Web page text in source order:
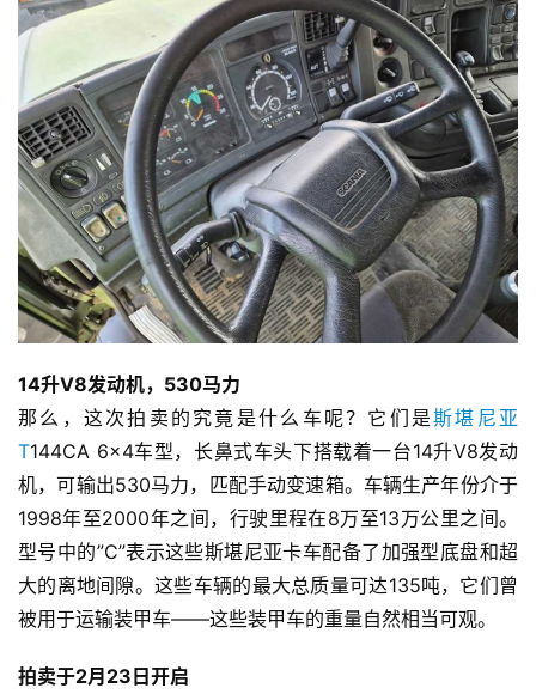
首
页
家
资
讯
14升V8发动机，530马力
那么，这次拍卖的究竟是什么车呢？它们是斯堪尼亚
T144CA 6×4车型，长鼻式车头下搭载着一台14升V8发动
机，可输出530马力，匹配手动变速箱。车辆生产年份介于
1998年至2000年之间，行驶里程在8万至13万公里之间。
型号中的”C”表示这些斯堪尼亚卡车配备了加强型底盘和超
大的离地间隙。这些车辆的最大总质量可达135吨，它们曾
被用于运输装甲车——这些装甲车的重量自然相当可观。
拍卖于2月23日开启